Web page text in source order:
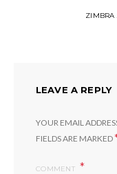
ZIMBRA
LEAVE A REPLY
YOUR EMAIL
FIELDS ARE MARKED
COMMENT